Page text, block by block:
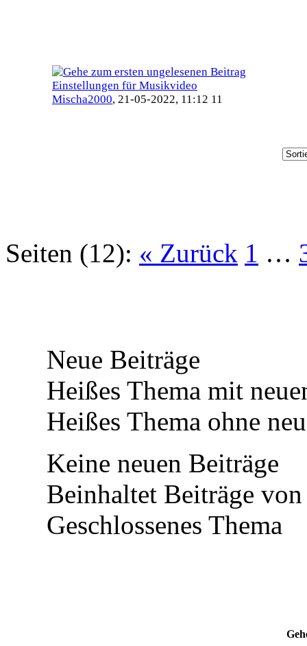
Einstellungen für Musikvideo
Mischa2000, 21-05-2022, 11:12 11
Seiten (12): « Zurück 1 …
Neue Beiträge
Heißes Thema mit
Heißes Thema ohne
Keine neuen Beiträge
Beinhaltet Beiträge
Geschlossenes Thema